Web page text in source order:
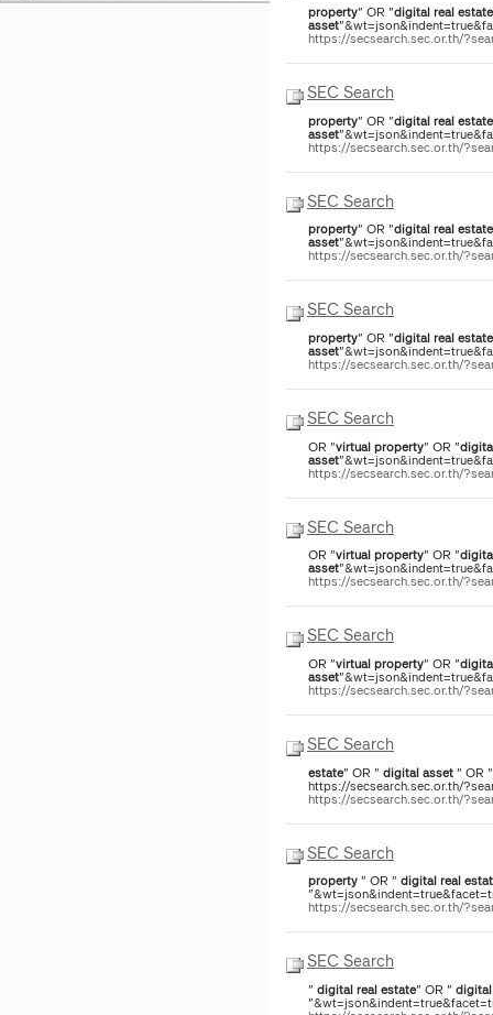
property" OR "digitalrealestate
asset
https://secsearch.sec.or.th/
SEC Search
property" OR "digitalrealestate
asset
https://secsearch.sec.or.th/
SEC Search
property" OR "digitalrealestate
asset
https://secsearch.sec.or.th/
SEC Search
property" OR "digitalrealestate
asset
https://secsearch.sec.or.th/
SEC Search
OR "virtualproperty" OR "
asset
https://secsearch.sec.or.th/
SEC Search
OR "virtualproperty" OR "
asset
https://secsearch.sec.or.th/
SEC Search
OR "virtualproperty" OR "
asset
https://secsearch.sec.or.th/
SEC Search
estate" OR " digitalasset" OR "
https://secsearch.sec.or.th/
https://secsearch.sec.or.th/
SEC Search
property" OR " digitalreal
https://secsearch.sec.or.th/
SEC Search
" digitalrealestate" OR " digital